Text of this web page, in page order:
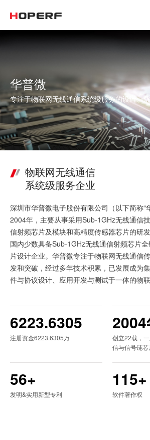
华普微
专注于物联网无线通信系统级服务的设计、优
物联网无线通信
系统级服务企业
深圳市华普微电子股份有限公司（以下简称“
2004年，主要从事采用Sub-1GHz无线通信
信射频芯片及模块和高精度传感器芯片的研
国内少数具备Sub-1GHz无线通信射频芯片
片设计企业。华普微专注于物联网无线通信
发和突破，经过多年技术积累，已发展成为
件与协议设计、应用开发与测试于一体的物
的基础通信芯片。
华普微始终秉持自主研发与创新发展战略，已
与算法设计、模拟射频电路设计、数字电路
射频模块应用开发设计等全链路核心技术体
识产权矩阵，成功突破了国际厂商在Sub-
知识产权壁垒，助力我国在物联网无线射频
控。依托持续技术创新和产品迭代，华普微
网场景的产品矩阵，产品广泛应用于楼宇安防
6223.6305
注册资金6223.6305万
2004
创立22载，
信与信号链
56+
发明&实用新型专利
115+
软件著作权